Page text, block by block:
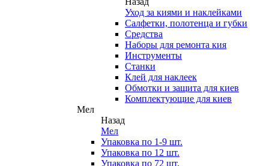
Уход за киями и наклейками
Салфетки, полотенца и губки
Средства
Наборы для ремонта кия
Инструменты
Станки
Клей для наклеек
Обмотки и защита для киев
Комплектующие для киев
Мел
Назад
Мел
Упаковка по 1-9 шт.
Упаковка по 12 шт.
Упаковка по 72 шт.